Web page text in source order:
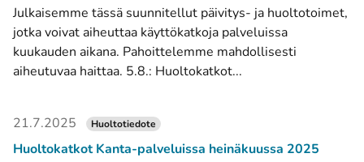
Julkaisemme tässä suunnitellut päivitys- ja huoltotoimet,
jotka voivat aiheuttaa käyttökatkoja palveluissa
kuukauden aikana. Pahoittelemme mahdollisesti
aiheutuvaa haittaa. 5.8.: Huoltokatkot...
21.7.2025 Huoltotiedote
Huoltokatkot Kanta-palveluissa heinäkuussa 2025